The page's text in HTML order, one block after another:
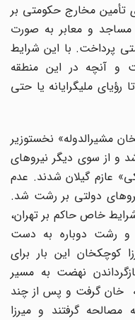
تأمین مخارج حکومتی بر
و معابر به صورت
پرداخت. با این شرایط
آنچه در این منطقه
ملیگرایانه یا حتی
مشیرالدوله» نخستوزیر
و از سوی دیگر نیروهای
عازم گیلان شدند. عدم
دولتی بر رشت شد.
خاص حاکم بر تهران،
رشت دوباره به دست
کوچکخان این بار برای
نهضت به مسیر
خان گرفت و پس از چند
گرفتند و میرزا